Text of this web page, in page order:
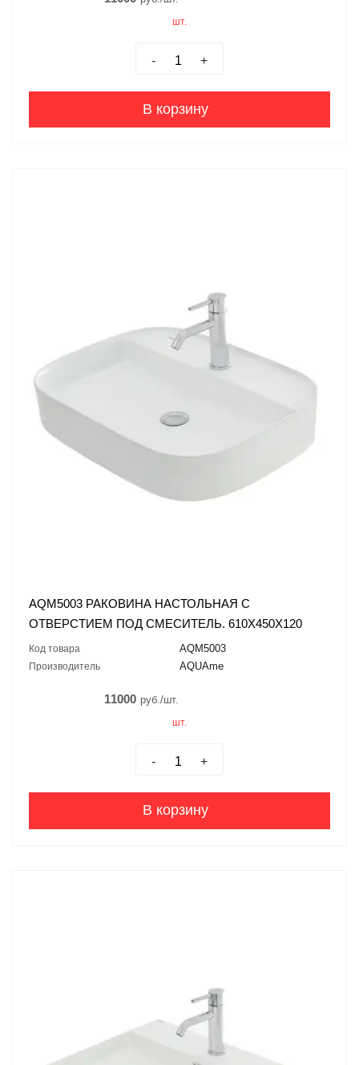
шт.
- +
В корзину
AQM5003 РАКОВИНА НАСТОЛЬНАЯ С
ОТВЕРСТИЕМ ПОД СМЕСИТЕЛЬ. 610X450X120
Код товара AQM5003
Производитель AQUAme
11000 руб./шт.
шт.
- +
В корзину